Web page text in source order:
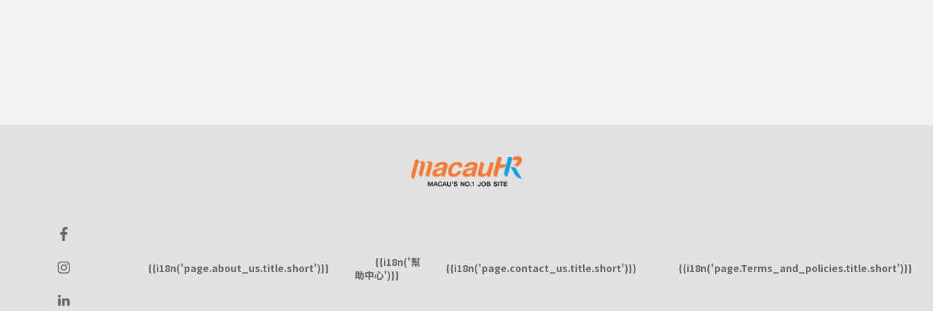
{{i18n('page.about_us.title.short')}}
{{i18n('幫
助中心')}}
{{i18n('page.contact_us.title.short')}} {{i18n('page.Terms_and_policies.title.short')}}